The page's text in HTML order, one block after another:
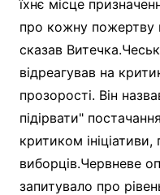
їхнє місце
про кожну пожертву
сказав
відреагував на
прозорості. Він
підірвати"
критиком ініціативи,
виборців.Червневе
запитувало про